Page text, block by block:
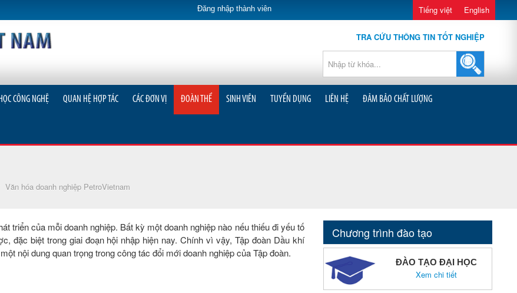
Đăng nhập thành viên Tiếng việt English
TRA CỨU THÔNG TIN TỐT NGHIỆP
CÔNG NGHỆ QUAN HỆ HỢP TÁC CÁC ĐƠN VỊ ĐOÀN THỂ SINH VIÊN TUYỂN DỤNG LIÊN HỆ ĐẢM BẢO CHẤT LƯỢNG
Văn hóa doanh nghiệp PetroVietnam
triển của mỗi doanh nghiệp. Bất kỳ một doanh nghiệp nào nếu thiếu đi yếu tố
đặc biệt trong giai đoạn hội nhập hiện nay. Chính vì vậy, Tập đoàn Dầu khí
nội dung quan trọng trong công tác đổi mới doanh nghiệp của Tập đoàn.
Chương trình đào tạo
ĐÀO TẠO ĐẠI HỌC
Xem chi tiết